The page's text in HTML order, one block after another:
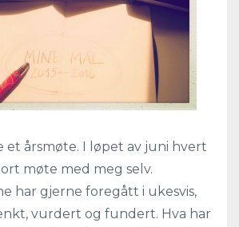
et årsmøte. I løpet av juni hvert
møte med meg selv.
har gjerne foregått i ukesvis,
vurdert og fundert. Hva har